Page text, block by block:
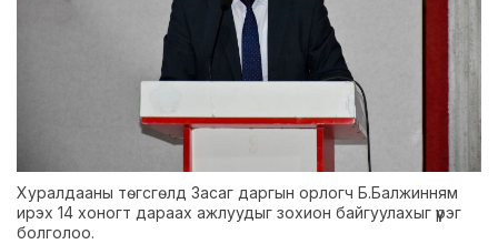
Хуралдааны төгсгөлд Засаг даргын орлогч Б.Балжинням
ирэх 14 хоногт дараах ажлуудыг зохион байгуулахыг үүрэг
болголоо.